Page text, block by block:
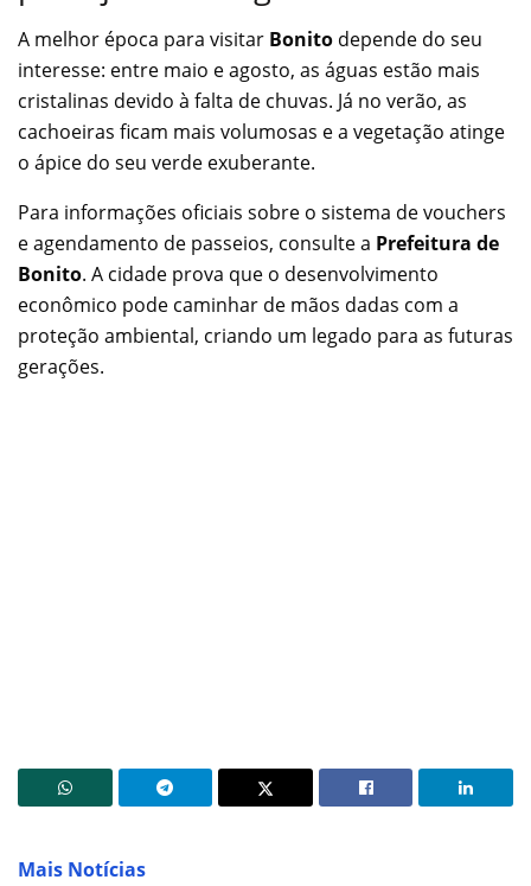
A melhor época para visitar Bonito depende do seu
interesse: entre maio e agosto, as águas estão mais
cristalinas devido à falta de chuvas. Já no verão, as
cachoeiras ficam mais volumosas e a vegetação atinge
o ápice do seu verde exuberante.
Para informações oficiais sobre o sistema de vouchers
e agendamento de passeios, consulte a Prefeitura de
Bonito. A cidade prova que o desenvolvimento
econômico pode caminhar de mãos dadas com a
proteção ambiental, criando um legado para as futuras
gerações.
Mais Notícias